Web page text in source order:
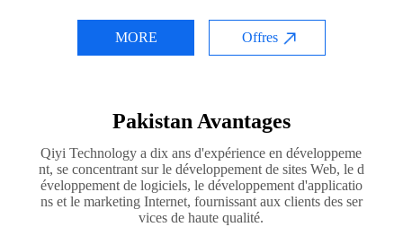
MORE Offres
Pakistan Avantages
Qiyi Technology a dix ans d'expérience en développeme
nt, se concentrant sur le développement de sites Web, le d
éveloppement de logiciels, le développement d'applicatio
ns et le marketing Internet, fournissant aux clients des ser
vices de haute qualité.